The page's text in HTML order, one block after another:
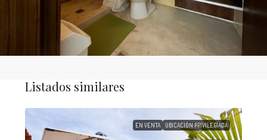
Listados similares
EN VENTA UBICACIÓN PRIVILEGIADA